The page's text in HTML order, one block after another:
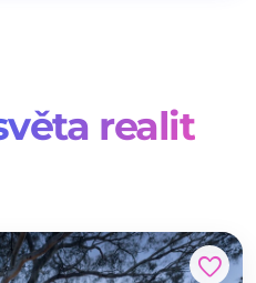
realit
favorite